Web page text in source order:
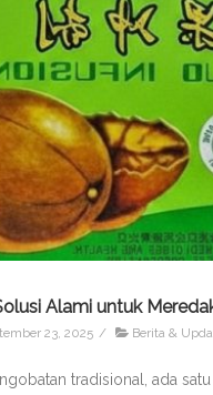
Alami untuk
23, 2025 / Berita &
tradisional, ada